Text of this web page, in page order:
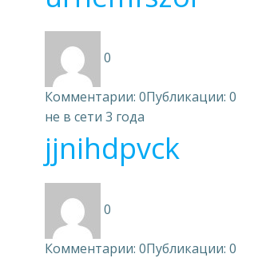
0
Комментарии: 0Публикации: 0
не в сети 3 года
jjnihdpvck
0
Комментарии: 0Публикации: 0